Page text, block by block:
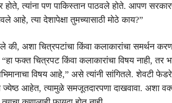
त्यांना पण पाकिस्तान पाठवले होते. आपण
आहे, त्या देशापेक्षा तुमच्यासाठी मोठे काय?”
अशा चित्रपटांचा किंवा कलाकारांचा समर्थन
फक्त चित्रपट किंवा कलाकारांचा विषय नाही, तर
विषय आहे,” असे त्यांनी सांगितले. शेवटी
ज्येष्ठ आहेत, त्यामुळे समजूतदारपणा दाखवावा. अशा